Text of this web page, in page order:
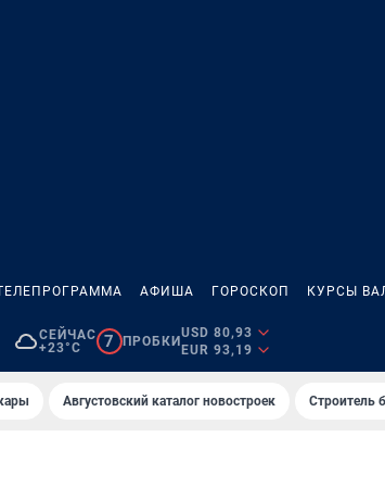
АФИША ГОРОСКОП КУРСЫ
СЕЙЧАС
+23°C
7 ПРОБКИ
USD 80,93
EUR 93,19
Августовский каталог новостроек Строитель